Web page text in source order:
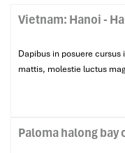
Vietnam: Hanoi -
Dapibus in posuere
mattis, molestie luctus
Paloma halong bay